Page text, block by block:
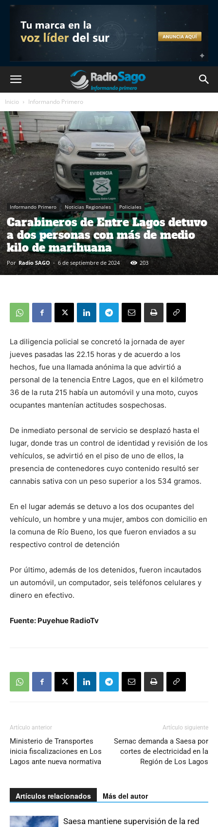
Inicio Informando Primero
Informando Primero Noticias Regionales Policiales
Carabineros de Entre Lagos detuvo
a dos personas con más de medio
kilo de marihuana
Por Radio SAGO - 6 de septiembre de 2024 203
La diligencia policial se concretó la jornada de ayer
jueves pasadas las 22.15 horas y de acuerdo a los
hechos, fue una llamada anónima la que advirtió a
personal de la tenencia Entre Lagos, que en el kilómetro
36 de la ruta 215 había un automóvil y una moto, cuyos
ocupantes mantenían actitudes sospechosas.
De inmediato personal de servicio se desplazó hasta el
lugar, donde tras un control de identidad y revisión de los
vehículos, se advirtió en el piso de uno de ellos, la
presencia de contenedores cuyo contenido resultó ser
cannabis sativa con un peso superior a los 534 gramos.
En el lugar además se detuvo a los dos ocupantes del
vehículo, un hombre y una mujer, ambos con domicilio en
la comuna de Río Bueno, los que fueron enviados a su
respectivo control de detención
Por último, además de los detenidos, fueron incautados
un automóvil, un computador, seis teléfonos celulares y
dinero en efectivo.
Fuente: Puyehue RadioTv
Artículo anterior
Ministerio de Transportes
inicia fiscalizaciones en Los
Lagos ante nueva normativa
Artículo siguiente
Sernac demanda a Saesa por
cortes de electricidad en la
Región de Los Lagos
Artículos relacionados Más del autor
Saesa mantiene supervisión de la red